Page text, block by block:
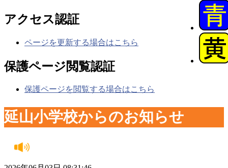
アクセス認証
ページを更新する場合はこちら
保護ページ閲覧認証
保護ページを閲覧する場合はこちら
延山小学校からのお知らせ